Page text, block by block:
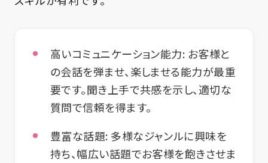
高いコミュニケーション能力: お客様と
の会話を弾ませ、楽しませる能力が最重
要です。聞き上手で共感を示し、適切な
質問で信頼を得ます。
豊富な話題: 多様なジャンルに興味を
持ち、幅広い話題でお客様を飽きさせま